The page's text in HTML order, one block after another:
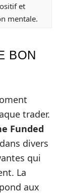
et
mentale.
BON
trader.
Funded
divers
qui
La
aux